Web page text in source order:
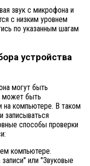
звук с микрофона и
с низким уровнем
по указанным шагам
устройства
могут быть
может быть
на компьютере. В таком
записываться
способы проверки
компьютере.
или "Звуковые